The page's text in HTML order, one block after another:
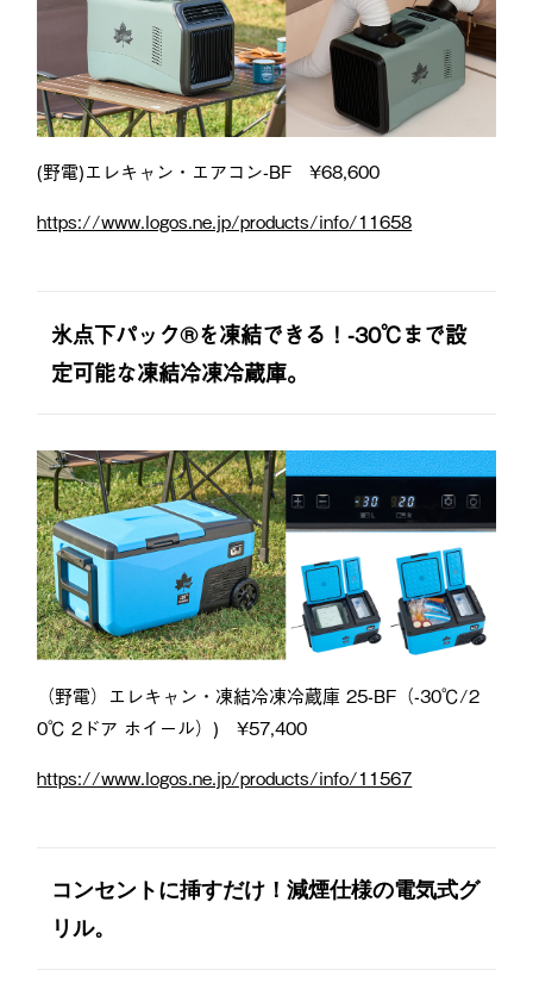
(野電)エレキャン・エアコン-BF ¥68,600
https://www.logos.ne.jp/products/info/11658
氷点下パック®️を凍結できる！-30℃まで設
定可能な凍結冷凍冷蔵庫。
（野電）エレキャン・凍結冷凍冷蔵庫 25-BF（-30℃/2
0℃ 2ドア ホイール）) ¥57,400
https://www.logos.ne.jp/products/info/11567
コンセントに挿すだけ！減煙仕様の電気式グ
リル。